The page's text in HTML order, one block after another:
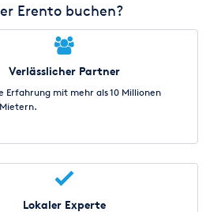
Erento buchen?
Verlässlicher Partner
Erfahrung mit mehr als 10 Millionen
Lokaler Experte